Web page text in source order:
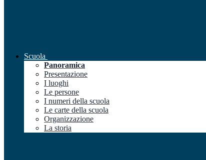
Scuola
Panoramica
Presentazione
I luoghi
Le persone
I numeri della scuola
Le carte della scuola
Organizzazione
La storia